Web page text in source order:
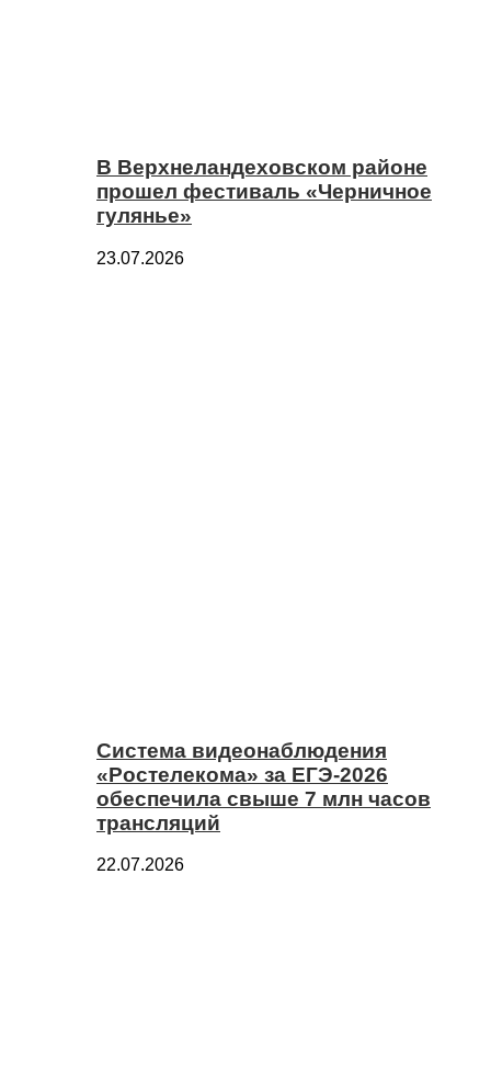
В Верхнеландеховском районе
прошел фестиваль «Черничное
гулянье»
23.07.2026
Система видеонаблюдения
«Ростелекома» за ЕГЭ-2026
обеспечила свыше 7 млн часов
трансляций
22.07.2026